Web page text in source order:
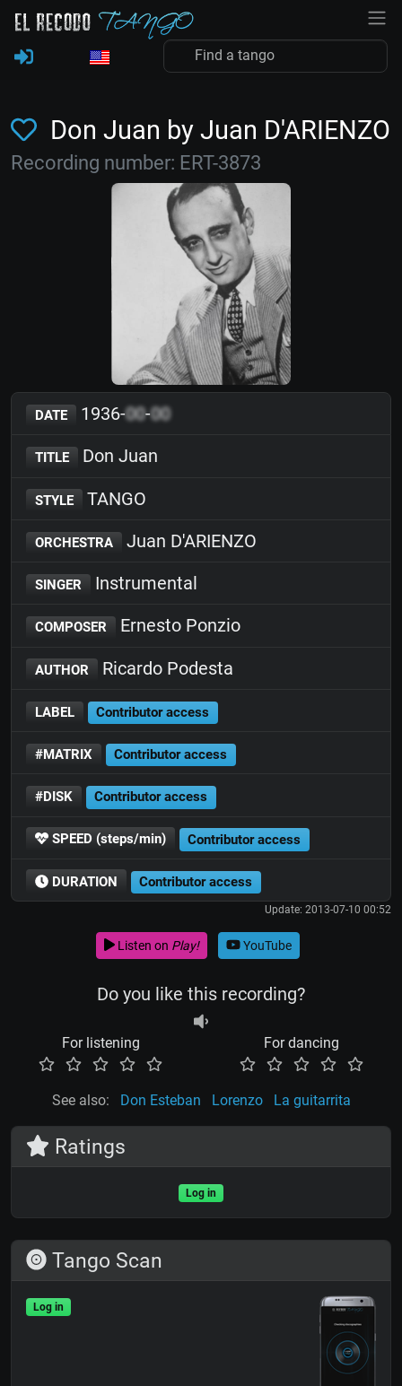
Don Juan by Juan D'ARIENZO
Recording number: ERT-3873
DATE 1936-00-00
TITLE Don Juan
STYLE TANGO
ORCHESTRA Juan D'ARIENZO
SINGER Instrumental
COMPOSER Ernesto Ponzio
AUTHOR Ricardo Podesta
LABEL Contributor access
#MATRIX Contributor access
#DISK Contributor access
SPEED (steps/min) Contributor access
DURATION Contributor access
Update: 2013-07-10 00:52
Listen on Play! YouTube
Do you like this recording?
For listening For dancing
See also: Don Esteban Lorenzo La guitarrita
Ratings
Log in
Tango Scan
Log in